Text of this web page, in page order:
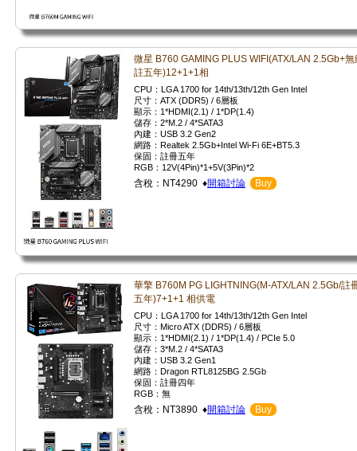
微星 B760 GAMING PLUS WIFI(ATX/LAN 2.5Gb+無
註五年)12+1+1相
CPU：LGA 1700 for 14th/13th/12th Gen Intel
尺寸：ATX (DDR5) / 6層板
顯示：1*HDMI(2.1) / 1*DP(1.4)
儲存：2*M.2 / 4*SATA3
內建：USB 3.2 Gen2
網路：Realtek 2.5Gb+Intel Wi-Fi 6E+BT5.3
保固：註冊五年
RGB：12V(4Pin)*1+5V(3Pin)*2
含稅：NT4290 ♦開箱討論 Buy
華擎 B760M PG LIGHTNING(M-ATX/LAN 2.5Gb/註
五年)7+1+1 相供電
CPU：LGA 1700 for 14th/13th/12th Gen Intel
尺寸：Micro ATX (DDR5) / 6層板
顯示：1*HDMI(2.1) / 1*DP(1.4) / PCIe 5.0
儲存：3*M.2 / 4*SATA3
內建：USB 3.2 Gen1
網路：Dragon RTL8125BG 2.5Gb
保固：註冊四年
RGB：無
含稅：NT3890 ♦開箱討論 Buy